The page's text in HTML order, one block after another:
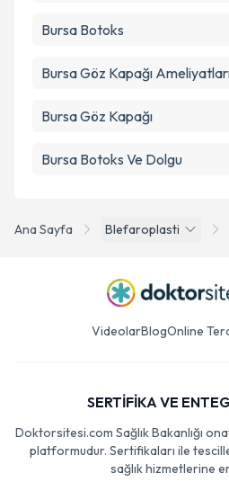
Ana Sayfa Blefaroplasti
Bursa Botoks
Bursa Göz Kapağı
Bursa Göz Kapağı
Bursa Botoks Ve Dolgu
VideolarBlogOnline
SERTİFİKA VE
Doktorsitesi.com Sağlık Bakanlığı
platformudur. Sertifikaları ile
sağlık hizmetlerine